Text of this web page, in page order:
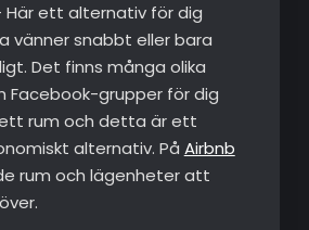
Här ett alternativ för dig
vänner snabbt eller bara
Det finns många olika
Facebook-grupper för dig
rum och detta är ett
alternativ. På Airbnb
rum och lägenheter att